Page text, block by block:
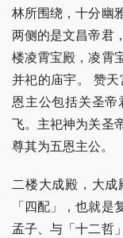
林所围绕，十分幽
两侧的是文昌帝君
楼凌霄宝殿，凌霄
并祀的庙宇。 赞
恩主公包括关圣
飞。主祀神为关圣
尊其为五恩主公。
二楼大成殿，大
「四配」，也就
孟子、与「十二哲